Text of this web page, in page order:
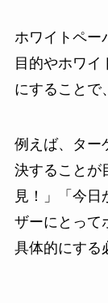
ホワイトペー
目的やホワイ
にすることで
例えば、ター
決することが
見！」「今日
ザーにとって
具体的にする